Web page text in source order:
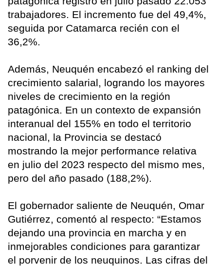
trabajadores. El incremento fue del 49,4%,
seguida por Catamarca recién con el
36,2%.
Además, Neuquén encabezó el ranking del
crecimiento salarial, logrando los mayores
niveles de crecimiento en la región
patagónica. En un contexto de expansión
interanual del 155% en todo el territorio
nacional, la Provincia se destacó
mostrando la mejor performance relativa
en julio del 2023 respecto del mismo mes,
pero del año pasado (188,2%).
El gobernador saliente de Neuquén, Omar
Gutiérrez, comentó al respecto: “Estamos
dejando una provincia en marcha y en
inmejorables condiciones para garantizar
el porvenir de los neuquinos. Las cifras del